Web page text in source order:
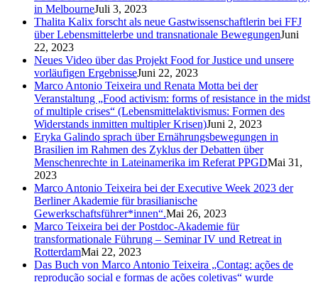
in MelbourneJuli 3, 2023
Thalita Kalix forscht als neue Gastwissenschaftlerin bei FFJ
über Lebensmittelerbe und transnationale BewegungenJuni
22, 2023
Neues Video über das Projekt Food for Justice und unsere
vorläufigen ErgebnisseJuni 22, 2023
Marco Antonio Teixeira und Renata Motta bei der
Veranstaltung „Food activism: forms of resistance in the midst
of multiple crises“ (Lebensmittelaktivismus: Formen des
Widerstands inmitten multipler Krisen)Juni 2, 2023
Eryka Galindo sprach über Ernährungsbewegungen in
Brasilien im Rahmen des Zyklus der Debatten über
Menschenrechte in Lateinamerika im Referat PPGDMai 31,
2023
Marco Antonio Teixeira bei der Executive Week 2023 der
Berliner Akademie für brasilianische
Gewerkschaftsführer*innen“.Mai 26, 2023
Marco Teixeira bei der Postdoc-Akademie für
transformationale Führung – Seminar IV und Retreat in
RotterdamMai 22, 2023
Das Buch von Marco Antonio Teixeira „Contag: ações de
reprodução social e formas de ações coletivas“ wurde